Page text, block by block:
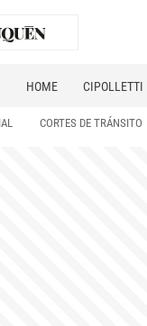
HOME CIPOLLETTI
CORTES DE TRÁNSITO